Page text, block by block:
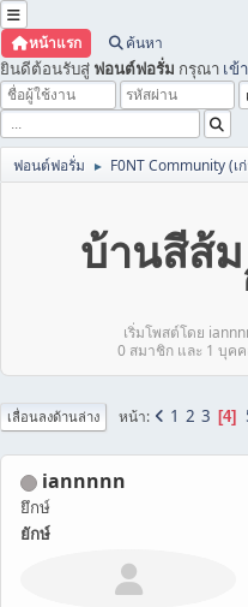
หน้าแรก ค้นหา
ยินดีต้อนรับสู่ ฟอนต์ฟอรั่ม กรุณา เข้
ฟอนต์ฟอรั่ม ► F0NT Community (เ
บ้านสีส้ม
เริ่มโพสต์โดย
0 สมาชิก และ 1 บุค
เลื่อนลงด้านล่าง หน้า 1 2 3 4
iannnnn
ยึกษ์
ยักษ์